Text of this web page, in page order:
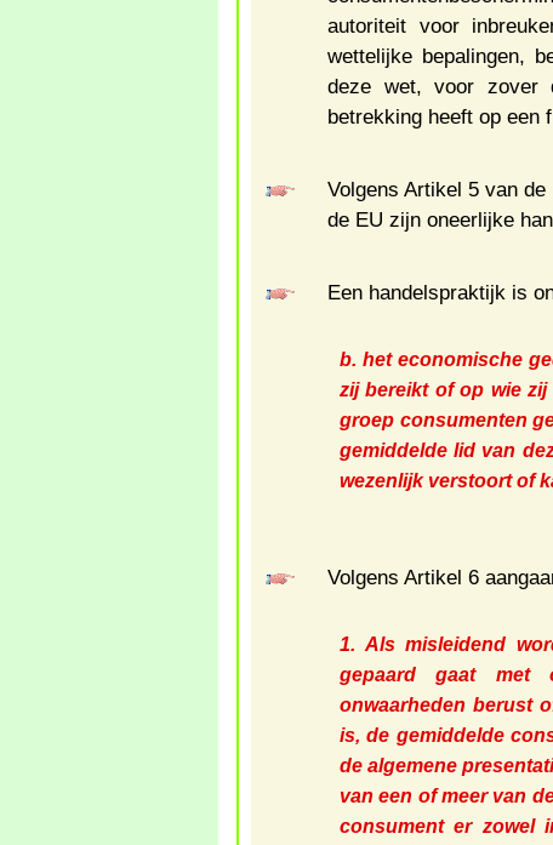
autoriteit voor
wettelijke bepalingen,
deze wet, voor zover
betrekking heeft op een
Volgens Artikel 5 van
de EU zijn oneerlijke
Een handelspraktijk is
b. het economische
zij bereikt of op wie
groep consumenten
gemiddelde lid van
wezenlijk verstoort of
Volgens Artikel 6
1. Als misleidend
gepaard gaat met
onwaarheden berust
is, de gemiddelde
de algemene
van een of meer van
consument er zowel